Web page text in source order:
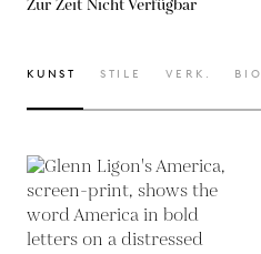
Zur Zeit Nicht Verfügbar
KUNST STILE VERK. BIO